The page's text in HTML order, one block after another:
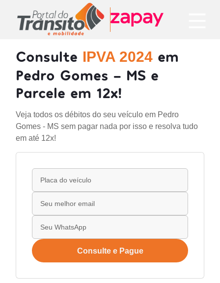
Consulte IPVA 2024 em
Pedro Gomes - MS e
Parcele em 12x!
Veja todos os débitos do seu veículo em Pedro
Gomes - MS sem pagar nada por isso e resolva tudo
em até 12x!
Consulte e Pague